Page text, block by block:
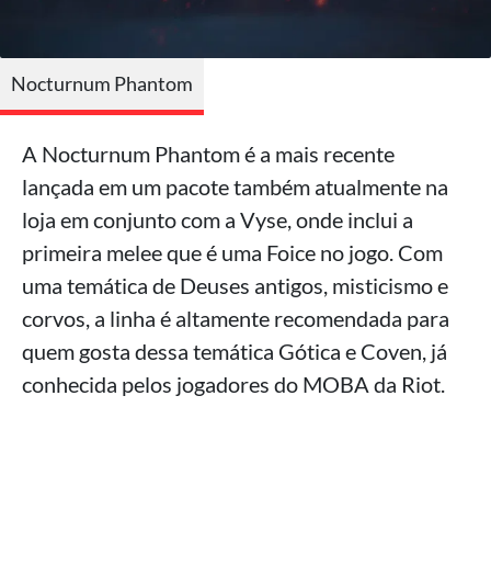
Nocturnum Phantom
A Nocturnum Phantom é a mais recente
lançada em um pacote também atualmente na
loja em conjunto com a Vyse, onde inclui a
primeira melee que é uma Foice no jogo. Com
uma temática de Deuses antigos, misticismo e
corvos, a linha é altamente recomendada para
quem gosta dessa temática Gótica e Coven, já
conhecida pelos jogadores do MOBA da Riot.